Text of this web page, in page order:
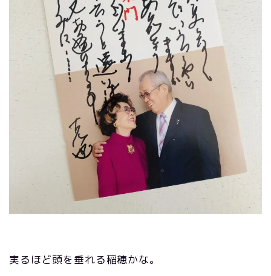
実るほど頭を垂れる稲穂かな。